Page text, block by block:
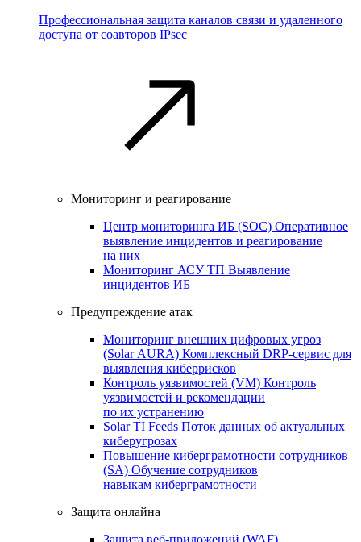
Профессиональная защита каналов связи и удаленного
доступа от соавторов IPsec
Мониторинг и реагирование
Центр мониторинга ИБ (SOC) Оперативное
выявление инцидентов и реагирование
на них
Мониторинг АСУ ТП Выявление
инцидентов ИБ
Предупреждение атак
Мониторинг внешних цифровых угроз
(Solar AURA) Комплексный DRP-сервис для
выявления киберрисков
Контроль уязвимостей (VM) Контроль
уязвимостей и рекомендации
по их устранению
Solar TI Feeds Поток данных об актуальных
киберугрозах
Повышение киберграмотности сотрудников
(SA) Обучение сотрудников
навыкам киберграмотности
Защита онлайна
Защита веб-приложений (WAF)